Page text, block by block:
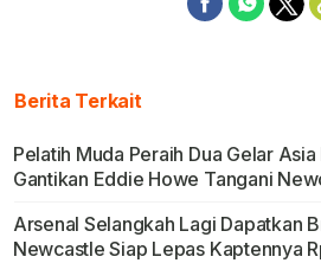
Berita Terkait
Pelatih Muda Peraih Dua Gelar
Gantikan Eddie Howe Tangani
Arsenal Selangkah Lagi Dapatkan
Newcastle Siap Lepas Kaptennya